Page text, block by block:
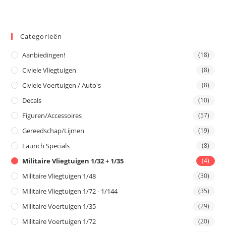
Categorieën
Aanbiedingen! (18)
Civiele Vliegtuigen (8)
Civiele Voertuigen / Auto's (8)
Decals (10)
Figuren/Accessoires (57)
Gereedschap/Lijmen (19)
Launch Specials (8)
Militaire Vliegtuigen 1/32 + 1/35 (4)
Militaire Vliegtuigen 1/48 (30)
Militaire Vliegtuigen 1/72 - 1/144 (35)
Militaire Voertuigen 1/35 (29)
Militaire Voertuigen 1/72 (20)